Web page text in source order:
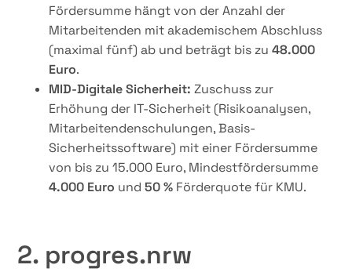
Fördersumme hängt von der Anzahl der
Mitarbeitenden mit akademischem Abschluss
(maximal fünf) ab und beträgt bis zu48.000
Euro.
MID-Digitale Sicherheit:Zuschuss zur
Erhöhung der IT-Sicherheit (Risikoanalysen,
Mitarbeitendenschulungen, Basis-
Sicherheitssoftware) mit einer Fördersumme
von bis zu 15.000 Euro, Mindestfördersumme
4.000 Euro und50 % Förderquote für KMU.
2. progres.nrw